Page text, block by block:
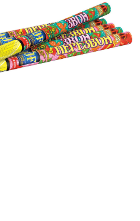
Петарды
Терочные
Фитильные